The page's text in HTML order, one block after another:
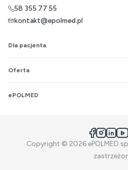
58 355 77 55
kontakt@epolmed.pl
Dla pacjenta
Oferta
ePOLMED
Copyright © 2026 ePOLMED